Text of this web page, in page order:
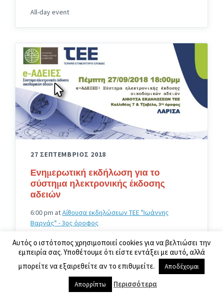
All-day event
27 ΣΕΠΤΕΜΒΡΙΟΣ 2018
Ενημερωτική εκδήλωση για το
σύστημα ηλεκτρονικής έκδοσης
αδειών
6:00 pm atΑίθουσα εκδηλώσεων ΤΕΕ "Ιωάννης
Βαρνάς" - 3ος όροφος
Αυτός ο ιστότοπος χρησιμοποιεί cookies για να βελτιώσει την
εμπειρία σας. Υποθέτουμε ότι είστε εντάξει με αυτό, αλλά
μπορείτε να εξαιρεθείτε αν το επιθυμείτε.
Αποδέχομαι
Απορρίπτω Περισσότερα